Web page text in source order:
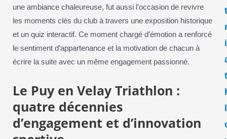
une ambiance chaleureuse, fut aussi l’occasion de revivre
les moments clés du club à travers une exposition historique
et un quiz interactif. Ce moment chargé d’émotion a renforcé
le sentiment d’appartenance et la motivation de chacun à
écrire la suite avec un même engagement passionné.
Le Puy en Velay Triathlon :
quatre décennies
d’engagement et d’innovation
i
l